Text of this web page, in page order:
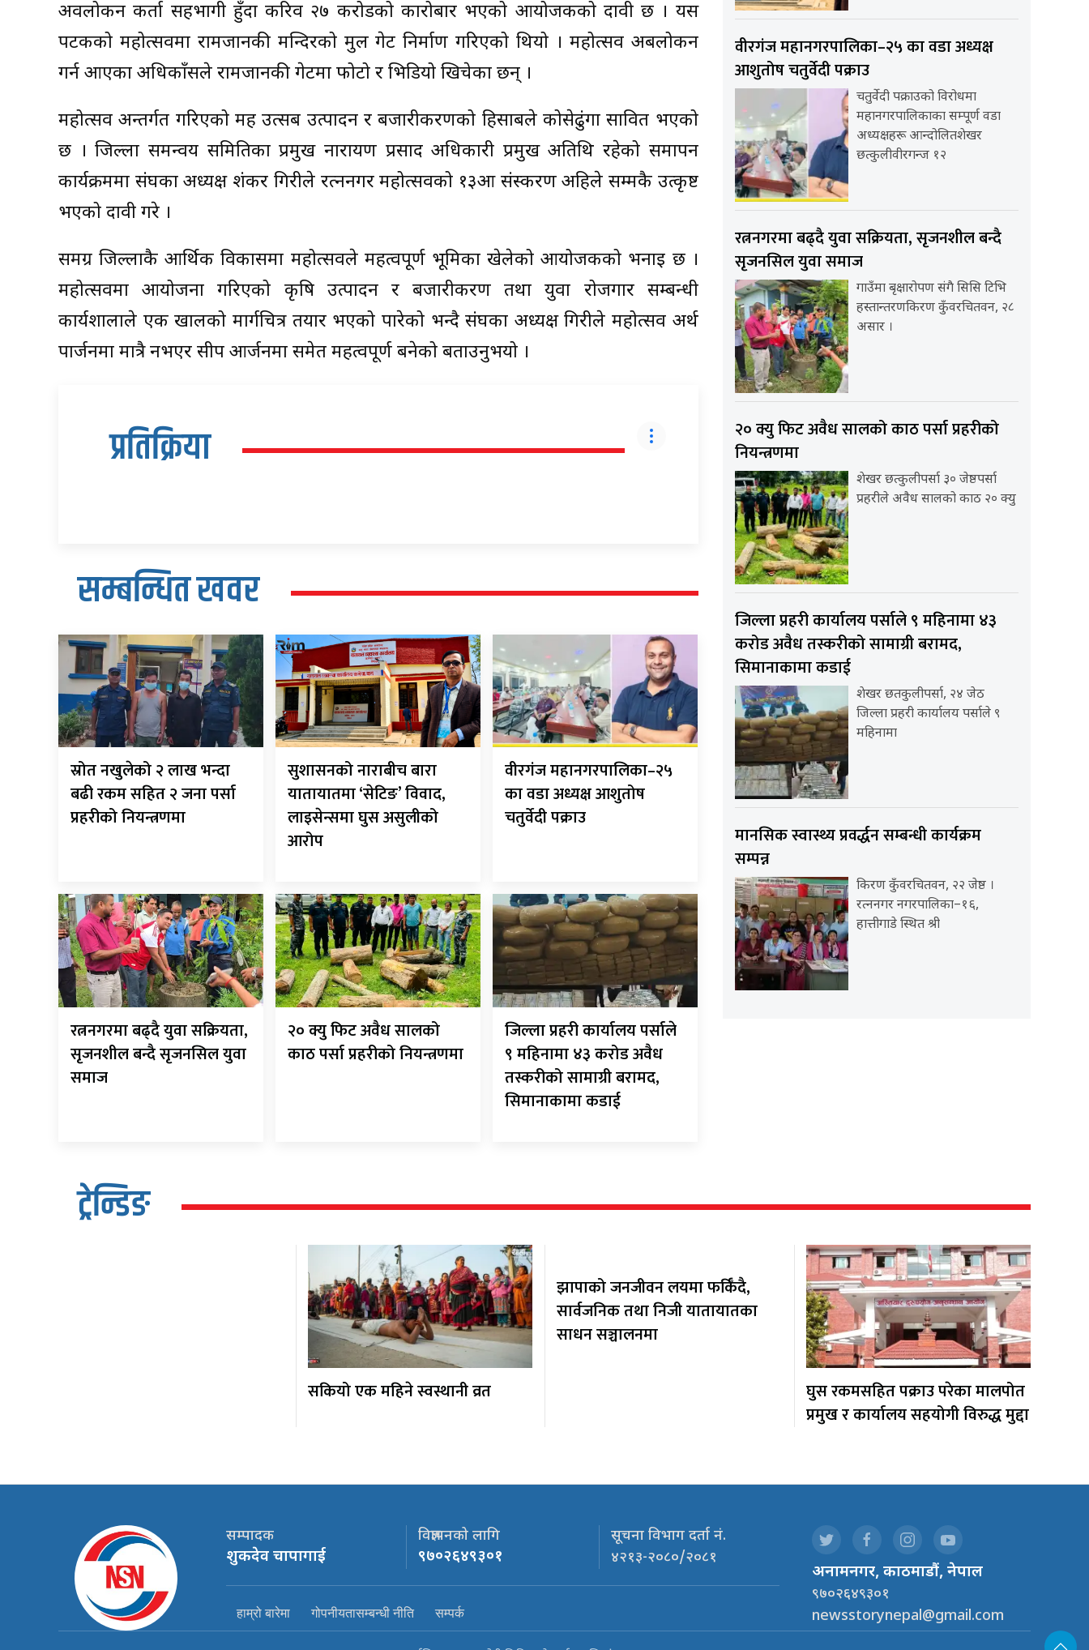
अवलोकन कर्ता सहभागी हुँदा करिव २७ करोडको कारोबार भएको आयोजकको दावी छ । यस
पटकको महोत्सवमा रामजानकी मन्दिरको मुल गेट निर्माण गरिएको थियो । महोत्सव अबलोकन
गर्न आएका अधिकाँसले रामजानकी गेटमा फोटो र भिडियो खिचेका छन् ।
महोत्सव अन्तर्गत गरिएको मह उत्सब उत्पादन र बजारीकरणको हिसाबले कोसेढुंगा सावित भएको
छ । जिल्ला समन्वय समितिका प्रमुख नारायण प्रसाद अधिकारी प्रमुख अतिथि रहेको समापन
कार्यक्रममा संघका अध्यक्ष शंकर गिरीले रत्ननगर महोत्सवको १३औं संस्करण अहिले सम्मकै उत्कृष्ट
भएको दावी गरे ।
समग्र जिल्लाकै आर्थिक विकासमा महोत्सवले महत्वपूर्ण भूमिका खेलेको आयोजकको भनाइ छ ।
महोत्सवमा आयोजना गरिएको कृषि उत्पादन र बजारीकरण तथा युवा रोजगार सम्बन्धी
कार्यशालाले एक खालको मार्गचित्र तयार भएको पारेको भन्दै संघका अध्यक्ष गिरीले महोत्सव अर्थ
पार्जनमा मात्रै नभएर सीप आर्जनमा समेत महत्वपूर्ण बनेको बताउनुभयो ।
प्रतिक्रिया
सम्बन्धित खवर
स्रोत नखुलेको २ लाख भन्दा
बढी रकम सहित २ जना पर्सा
प्रहरीको नियन्त्रणमा
सुशासनको नाराबीच बारा
यातायातमा ‘सेटिङ’ विवाद,
लाइसेन्समा घुस असुलीको
आरोप
वीरगंज महानगरपालिका–२५
का वडा अध्यक्ष आशुतोष
चतुर्वेदी पक्राउ
रत्ननगरमा बढ्दै युवा सक्रियता,
सृजनशील बन्दै सृजनसिल युवा
समाज
२० क्यु फिट अवैध सालको
काठ पर्सा प्रहरीको नियन्त्रणमा
जिल्ला प्रहरी कार्यालय पर्साले
९ महिनामा ४३ करोड अवैध
तस्करीको सामाग्री बरामद,
सिमानाकामा कडाई
वीरगंज महानगरपालिका–२५ का वडा अध्यक्ष
आशुतोष चतुर्वेदी पक्राउ
चतुर्वेदी पक्राउको विरोधमा
महानगरपालिकाका सम्पूर्ण वडा
अध्यक्षहरू आन्दोलितशेखर
छत्कुलीवीरगन्ज १२
रत्ननगरमा बढ्दै युवा सक्रियता, सृजनशील बन्दै
सृजनसिल युवा समाज
गाउँमा बृक्षारोपण संगै सिसि टिभि
हस्तान्तरणकिरण कुँवरचितवन, २८
असार ।
२० क्यु फिट अवैध सालको काठ पर्सा प्रहरीको
नियन्त्रणमा
शेखर छत्कुलीपर्सा ३० जेष्ठपर्सा
प्रहरीले अवैध सालको काठ २० क्यु
जिल्ला प्रहरी कार्यालय पर्साले ९ महिनामा ४३
करोड अवैध तस्करीको सामाग्री बरामद,
सिमानाकामा कडाई
शेखर छतकुलीपर्सा, २४ जेठ
जिल्ला प्रहरी कार्यालय पर्साले ९
महिनामा
मानसिक स्वास्थ्य प्रवर्द्धन सम्बन्धी कार्यक्रम
सम्पन्न
किरण कुँवरचितवन, २२ जेष्ठ ।
रत्ननगर नगरपालिका–१६,
हात्तीगाडे स्थित श्री
ट्रेन्डिङ
सकियो एक महिने स्वस्थानी व्रत
झापाको जनजीवन लयमा फर्किँदै,
सार्वजनिक तथा निजी यातायातका
साधन सञ्चालनमा
घुस रकमसहित पक्राउ परेका मालपोत
प्रमुख र कार्यालय सहयोगी विरुद्ध मुद्दा
सम्पादक
शुकदेव चापागाई
विज्ञापनको लागि
९७०२६४९३०१
सूचना विभाग दर्ता नं.
४२१३-२०८०/२०८१
हाम्रो बारेमा गोपनीयतासम्बन्धी नीति सम्पर्क
अनामनगर, काठमाडौं, नेपाल
९७०२६४९३०१
newsstorynepal@gmail.com